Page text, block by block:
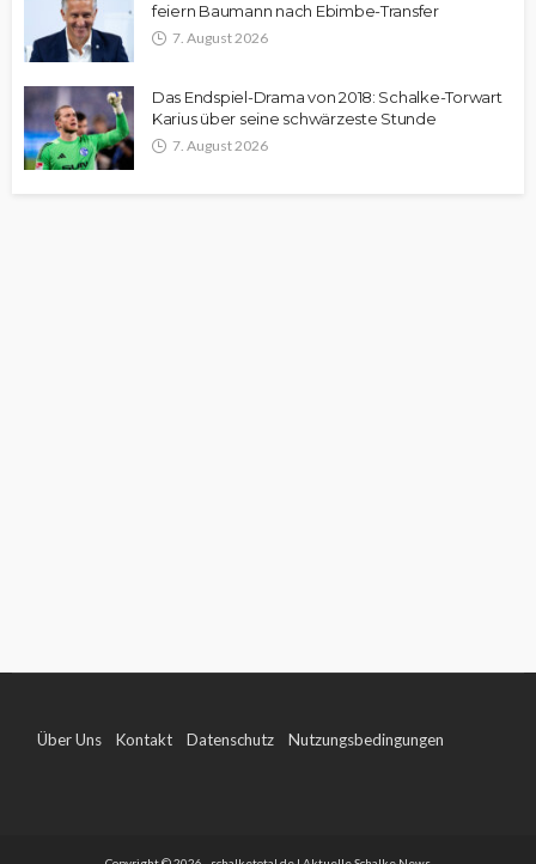
feiern Baumann nach Ebimbe-Transfer
7. August 2026
Das Endspiel-Drama von 2018: Schalke-Torwart
Karius über seine schwärzeste Stunde
7. August 2026
Über Uns Kontakt Datenschutz Nutzungsbedingungen